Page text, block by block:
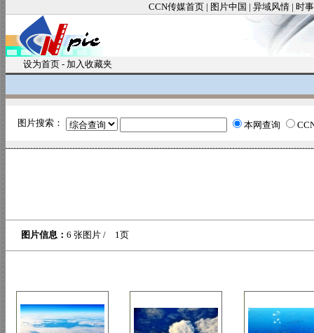
CCN传媒首页 | 图片中国 | 异域风情 | 时
设为首页 - 加入收藏夹
图片搜索： 本网查询
图片信息： 6 张图片 / 1页